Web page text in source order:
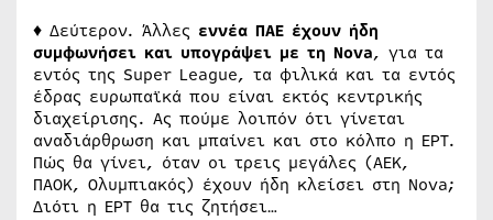
♦ Δεύτερον. Άλλες εννέα ΠΑΕ έχουν ήδη
συμφωνήσει και υπογράψει με τη Nova, για τα
εντός της Super League, τα φιλικά και τα εντός
έδρας ευρωπαϊκά που είναι εκτός κεντρικής
διαχείρισης. Ας πούμε λοιπόν ότι γίνεται
αναδιάρθρωση και μπαίνει και στο κόλπο η ΕΡΤ.
Πώς θα γίνει, όταν οι τρεις μεγάλες (ΑΕΚ,
ΠΑΟΚ, Ολυμπιακός) έχουν ήδη κλείσει στη Nova;
Διότι η ΕΡΤ θα τις ζητήσει…